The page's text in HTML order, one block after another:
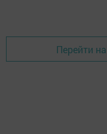
Перейти